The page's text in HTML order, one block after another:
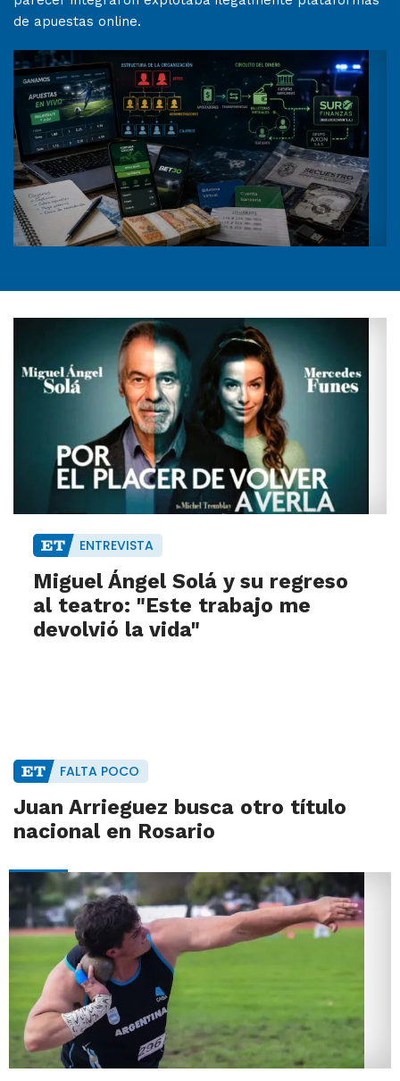
de apuestas online.
ENTREVISTA
Miguel Ángel Solá y su regreso
al teatro: "Este trabajo me
devolvió la vida"
FALTA POCO
Juan Arrieguez busca otro título
nacional en Rosario